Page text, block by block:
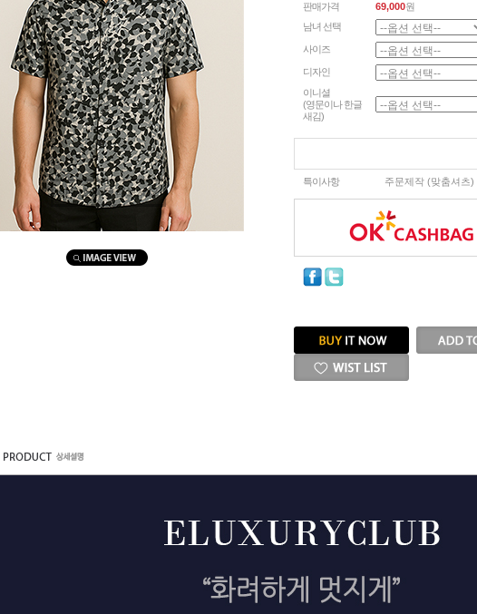
마우스를 올려보세요
판매가격 69,000원
남녀 선택
사이즈
디자인
이니셜
(영문이나 한글
새김)
특이사항 주문제작 (맞춤셔츠)